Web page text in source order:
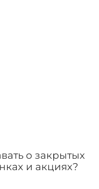
о закрытых
и акциях?